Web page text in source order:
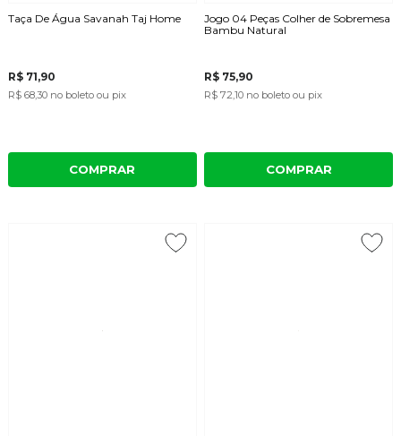
Taça De Água Savanah Taj Home
R$ 71,90
R$ 68,30 no boleto ou pix
COMPRAR
Jogo 04 Peças Colher de Sobremesa
Bambu Natural
R$ 75,90
R$ 72,10 no boleto ou pix
COMPRAR